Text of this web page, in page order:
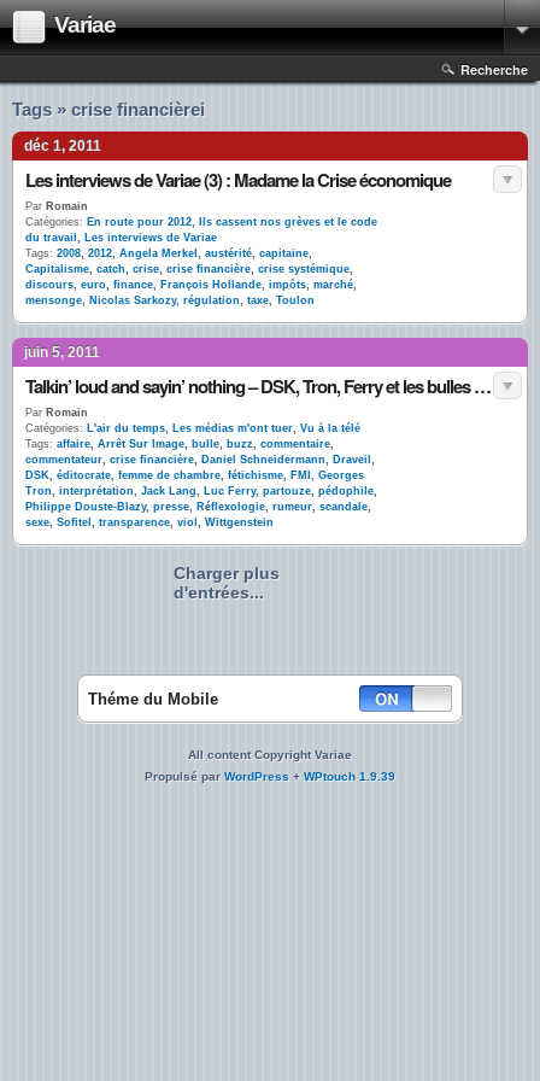
Variae
Recherche
Tags » crise financièrei
déc 1, 2011
Les interviews de Variae (3) : Madame la Crise économique
Par Romain
Catégories: En route pour 2012,
Ils cassent nos grèves et le code
du travail , Les interviews de Variae
Tags: 2008, 2012, Angela Merkel , austérité, capitaine,
Capitalisme, catch, crise, crise financière, crise systémique,
discours, euro, finance, François Hollande, impôts, marché,
mensonge, Nicolas Sarkozy, régulation, taxe, Toulon
juin 5, 2011
Talkin’ loud and sayin’ nothing – DSK, Tron, Ferry et les bulles de commentaires
Par Romain
Catégories: L'air du temps, Les médias m'ont tuer, Vu à la télé
Tags: affaire, Arrêt Sur Image, bulle, buzz, commentaire,
commentateur, crise financière, Daniel Schneidermann, Draveil ,
DSK, éditocrate, femme de chambre, fétichisme, FMI , Georges
Tron, interprétation, Jack Lang, Luc Ferry, partouze, pédophile,
Philippe Douste-Blazy, presse, Réflexologie, rumeur, scandale,
sexe, Sofitel , transparence, viol , Wittgenstein
Charger plus
d'entrées...
Théme du Mobile
All content Copyright Variae
Propulsé parWordPress + WPtouch 1.9.39